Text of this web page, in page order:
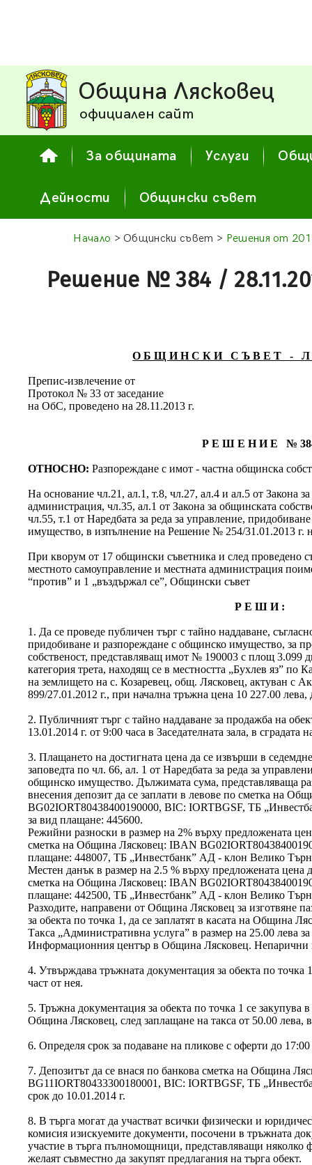
Община Лясковец
официален сайт
За общината Услуги
Дейности Общински съвет
Начало > Общински съвет > Решения от
Решение № 384 /
О Б Щ И Н С К И С Ъ В Е Т - Л
Препис-извлечение от
Протокол № 33 от заседание
на ОбС, проведено на 28.11.2013 г.
Р Е Ш Е Н И Е №
ОТНОСНО:Разпореждане с имот - частна общинска
На основание чл.21, ал.1, т.8, чл.27, ал.4 и ал.5 от Закона
администрация, чл.35, ал.1 от Закона за общинската
чл.55, т.1 от Наредбата за реда за управление,
имущество, в изпълнение на Решение № 254/31.01.2013 г.
При кворум от 17 общински съветника и след проведено
местното самоуправление и местната администрация
“против” и 1 „въздържал се”, Общински съвет
Р Е Ш И :
1. Да се проведе публичен търг с тайно наддаване,
придобиване и разпореждане с общинско имущество, за
собственост, представляващ имот № 190003 с площ 3.099
категория трета, находящ се в местността „Бухлев яз” по
на землището на с. Козаревец, общ. Лясковец, актуван с
899/27.01.2012 г., при начална тръжна цена 10 227.00 лева,
2. Публичният търг с тайно наддаване за продажба на
13.01.2014 г. от 9:00 часа в Заседателната зала, в
3. Плащането на достигната цена да се извърши в
заповедта по чл. 66, ал. 1 от Наредбата за реда за
общинско имущество. Дължимата сума, представляваща
внесения депозит да се заплати в левове по сметка на
BG02IORT80438400190000, BIC: IORTBGSF, ТБ
за вид плащане: 445600.
Режийни разноски в размер на 2% върху предложената
сметка на Община Лясковец: IBAN
плащане: 448007, ТБ „Инвестбанк” АД - клон Велико
Местен данък в размер на 2.5 % върху предложената цена
сметка на Община Лясковец: IBAN
плащане: 442500, ТБ „Инвестбанк” АД - клон Велико
Разходите, направени от Община Лясковец за изготвяне
за обекта по точка 1, да се заплатят в касата на Община
Такса „Административна услуга” в размер на 25.00 лева
Информационния център в Община Лясковец. Непарични
4. Утвърждава тръжната документация за обекта по точка
част от нея.
5. Тръжна документация за обекта по точка 1 се
Община Лясковец, след заплащане на такса от 50.00 лева,
6. Определя срок за подаване на пликове с оферти до 17:00
7. Депозитът да се внася по банкова сметка на Община
BG11IORT80433300180001, BIC: IORTBGSF, ТБ
срок до 10.01.2014 г.
8. В търга могат да участват всички физически и
комисия изискуемите документи, посочени в тръжната
участие в търга пълномощници, представляващи няколко
желаят съвместно да закупят предлагания на търга обект.